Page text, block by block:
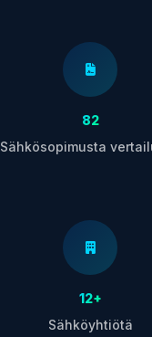
82
Sähkösopimusta
12+
Sähköyhtiötä